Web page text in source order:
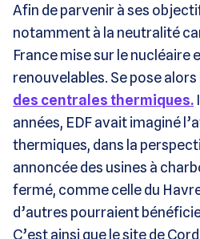
Afin de parvenir à ses
notamment à la neutralité
France mise sur le nucléaire
renouvelables. Se pose
des centrales thermiques.
années, EDF avait imaginé
thermiques, dans la
annoncée des usines à
fermé, comme celle du
d’autres pourraient
C’est ainsi que le site de